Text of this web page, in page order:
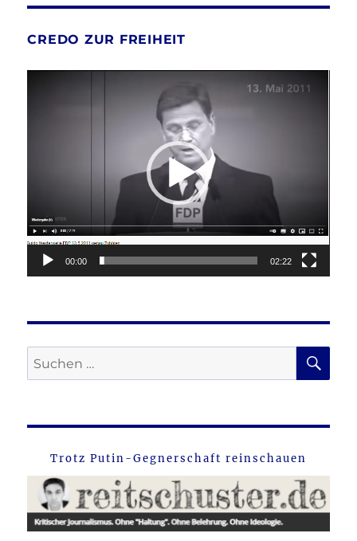
CREDO ZUR FREIHEIT
00:00 02:22
Suche
nach:
Trotz Putin-Gegnerschaft reinschauen